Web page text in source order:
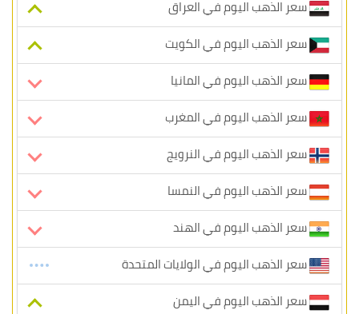
سعر الذهب اليوم في العراق
سعر الذهب اليوم في الكويت
سعر الذهب اليوم في المانيا
سعر الذهب اليوم في المغرب
سعر الذهب اليوم في النرويج
سعر الذهب اليوم في النمسا
سعر الذهب اليوم في الهند
سعر الذهب اليوم في الولايات المتحدة
سعر الذهب اليوم في اليمن